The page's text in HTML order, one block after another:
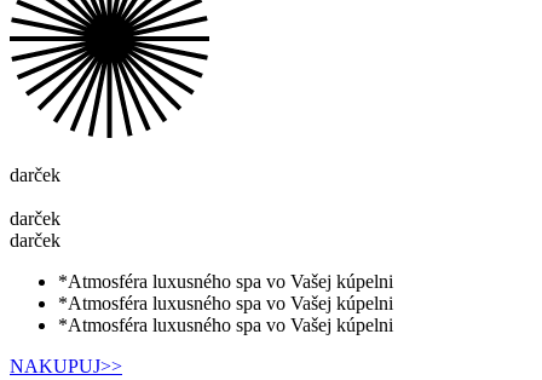
darček
darček
darček
*Atmosféra luxusného spa vo Vašej kúpelni
*Atmosféra luxusného spa vo Vašej kúpelni
*Atmosféra luxusného spa vo Vašej kúpelni
NAKUPUJ>>